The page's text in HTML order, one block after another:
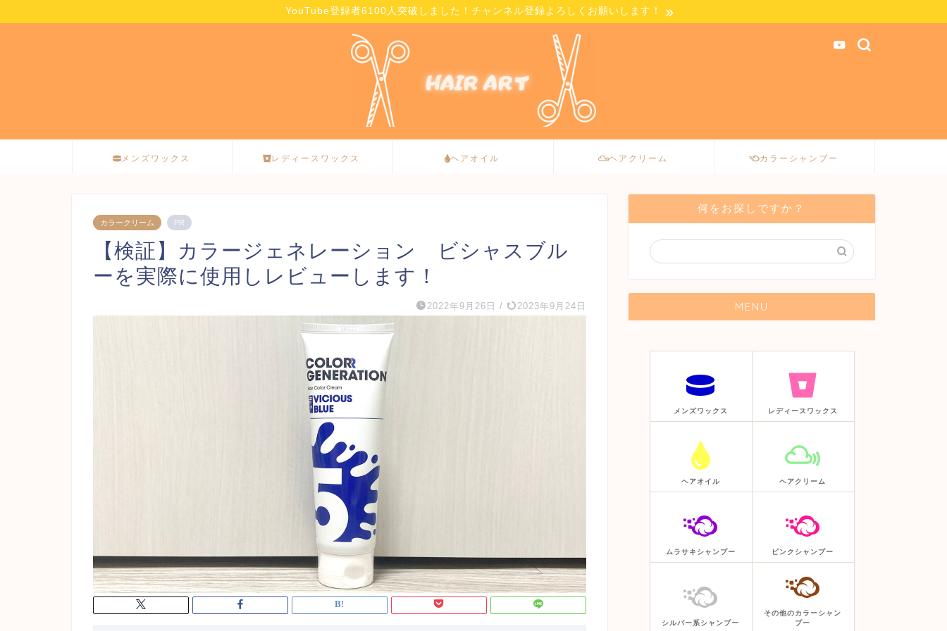
YouTube登録者6100人突破しました！チャンネル登録よろしくお願いします！
メンズワックス レディースワックス ヘアオイル ヘアクリーム カラーシャンプー
カラークリーム PR
【検証】カラージェネレーション ビシャスブル
ーを実際に使用しレビューします！
2022年9月26日 / 2023年9月24日
何をお探しですか？
MENU
メンズワックス レディースワックス
ヘアオイル ヘアクリーム
ムラサキシャンプー ピンクシャンプー
シルバー系シャンプー
その他のカラーシャン
プー